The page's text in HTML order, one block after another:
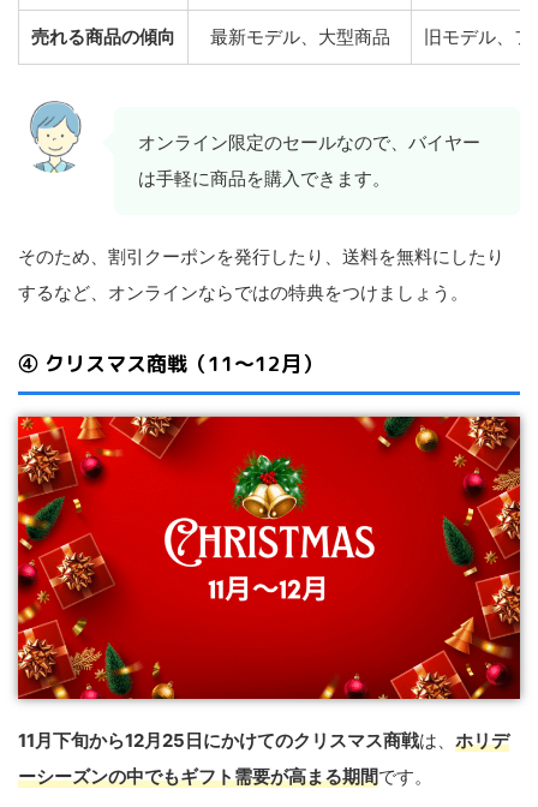
売れる商品の傾向 最新モデル、大型商品 旧モデル、
オンライン限定のセールなので、バイヤー
は手軽に商品を購入できます。
そのため、割引クーポンを発行したり、送料を無料にしたり
するなど、オンラインならではの特典をつけましょう。
④ クリスマス商戦（11〜12月）
11月下旬から12月25日にかけてのクリスマス商戦は、 ホリデ
ーシーズンの中でもギフト需要が高まる期間です。